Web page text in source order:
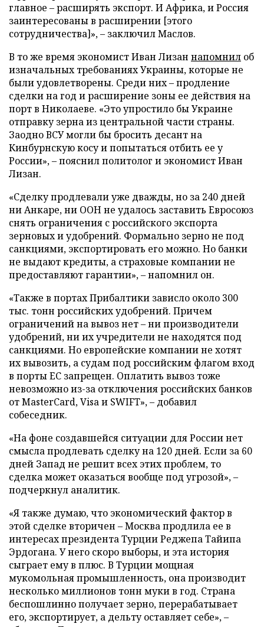
главное – расширять экспорт. И Африка, и Россия
заинтересованы в расширении [этого
сотрудничества]», – заключил Маслов.
В то же время экономист Иван Лизан напомнил об
изначальных требованиях Украины, которые не
были удовлетворены. Среди них – продление
сделки на год и расширение зоны ее действия на
порт в Николаеве. «Это упростило бы Украине
отправку зерна из центральной части страны.
Заодно ВСУ могли бы бросить десант на
Кинбурнскую косу и попытаться отбить ее у
России», – пояснил политолог и экономист Иван
Лизан.
«Сделку продлевали уже дважды, но за 240 дней
ни Анкаре, ни ООН не удалось заставить Евросоюз
снять ограничения с российского экспорта
зерновых и удобрений. Формально зерно не под
санкциями, экспортировать его можно. Но банки
не выдают кредиты, а страховые компании не
предоставляют гарантии», – напомнил он.
«Также в портах Прибалтики зависло около 300
тыс. тонн российских удобрений. Причем
ограничений на вывоз нет – ни производители
удобрений, ни их учредители не находятся под
санкциями. Но европейские компании не хотят
их вывозить, а судам под российским флагом вход
в порты ЕС запрещен. Оплатить вывоз тоже
невозможно из-за отключения российских банков
от MasterCard, Visa и SWIFT», – добавил
собеседник.
«На фоне создавшейся ситуации для России нет
смысла продлевать сделку на 120 дней. Если за 60
дней Запад не решит всех этих проблем, то
сделка может оказаться вообще под угрозой», –
подчеркнул аналитик.
«Я также думаю, что экономический фактор в
этой сделке вторичен – Москва продлила ее в
интересах президента Турции Реджепа Тайипа
Эрдогана. У него скоро выборы, и эта история
сыграет ему в плюс. В Турции мощная
мукомольная промышленность, она производит
несколько миллионов тонн муки в год. Страна
беспошлинно получает зерно, перерабатывает
его, экспортирует, а дельту оставляет себе», –